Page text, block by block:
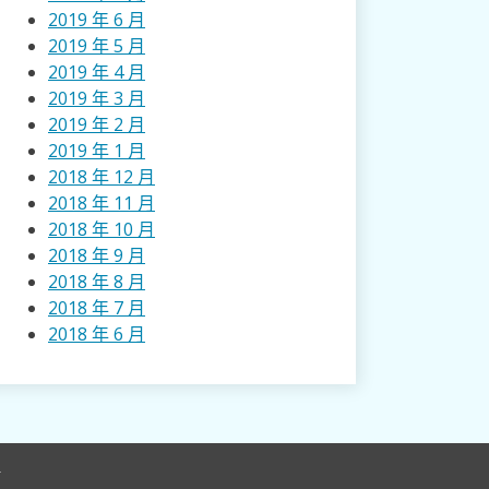
2019 年 6 月
2019 年 5 月
2019 年 4 月
2019 年 3 月
2019 年 2 月
2019 年 1 月
2018 年 12 月
2018 年 11 月
2018 年 10 月
2018 年 9 月
2018 年 8 月
2018 年 7 月
2018 年 6 月